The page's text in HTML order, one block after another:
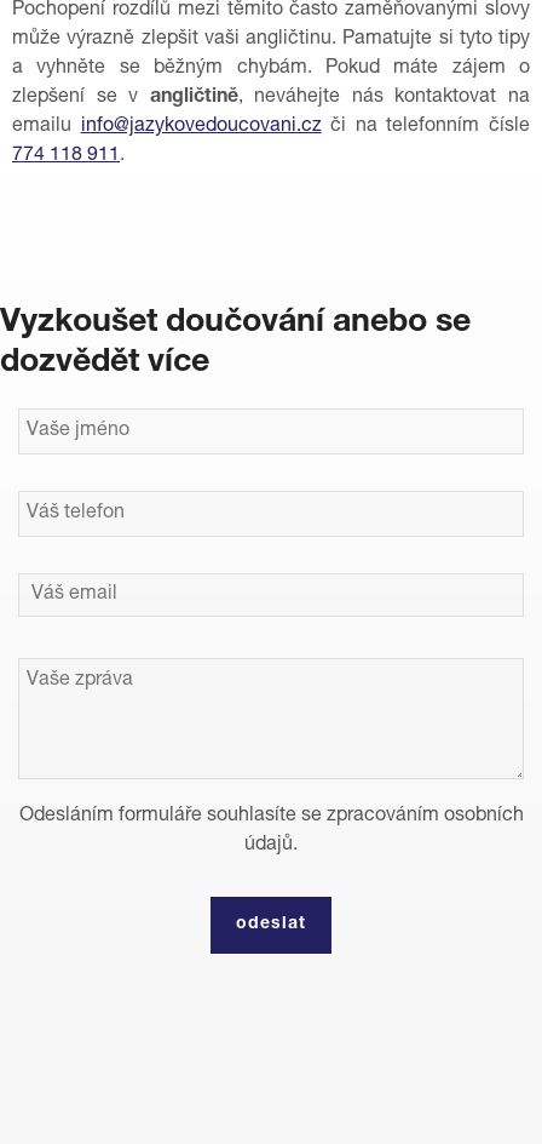
Pochopení rozdílů mezi těmito často zaměňovanými slovy
může výrazně zlepšit vaši angličtinu. Pamatujte si tyto tipy
a vyhněte se běžným chybám. Pokud máte zájem o
zlepšení se v angličtině, neváhejte nás kontaktovat na
emailu info@jazykovedoucovani.czči na telefonním čísle
774 118 911 .
Vyzkoušet doučování anebo se
dozvědět více
Odesláním formuláře souhlasíte se zpracováním osobních
údajů.